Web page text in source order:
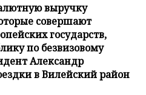
выручку
совершают
государств,
по безвизовому
Александр
в Вилейский район